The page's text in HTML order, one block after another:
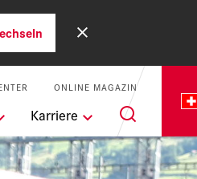
ONLINE MAGAZIN
Karriere